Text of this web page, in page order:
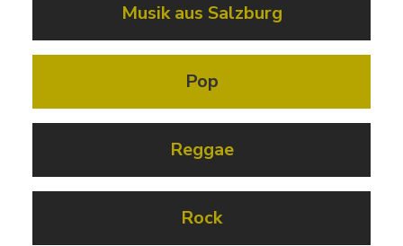
Musik aus Salzburg
Pop
Reggae
Rock